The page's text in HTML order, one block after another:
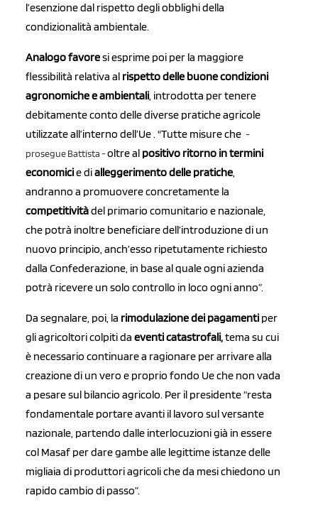
l’esenzione dal rispetto degli obblighi della
condizionalità ambientale.
Analogo favoresi esprime poi per la maggiore
flessibilità relativa al rispetto delle buone condizioni
agronomiche e ambientali, introdotta per tenere
debitamente conto delle diverse pratiche agricole
utilizzate all’interno dell’Ue . "Tutte misure che -
prosegue Battista -oltre al positivo ritorno in termini
economicie dialleggerimento delle pratiche,
andranno a promuovere concretamente la
competitivitàdel primario comunitario e nazionale,
che potrà inoltre beneficiare dell’introduzione di un
nuovo principio, anch’esso ripetutamente richiesto
dalla Confederazione, in base al quale ogni azienda
potrà ricevere un solo controllo in loco ogni anno”.
Da segnalare, poi, la rimodulazione dei pagamenti per
gli agricoltori colpiti da eventi catastrofali,tema su cui
è necessario continuare a ragionare per arrivare alla
creazione di un vero e proprio fondo Ue che non vada
a pesare sul bilancio agricolo. Per il presidente “resta
fondamentale portare avanti il lavoro sul versante
nazionale, partendo dalle interlocuzioni già in essere
col Masaf per dare gambe alle legittime istanze delle
migliaia di produttori agricoli che da mesi chiedono un
rapido cambio di passo”.